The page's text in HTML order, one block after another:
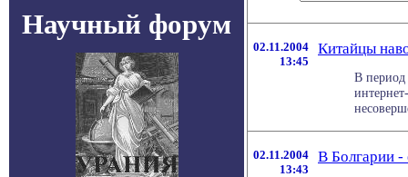
Научный форум
02.11.2004
13:45
Китайцы
В период
02.11.2004
13:43
В Болгарии